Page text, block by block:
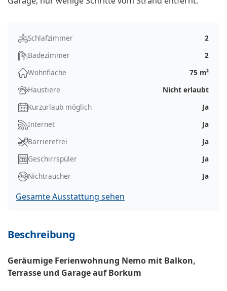
Schlafzimmer
2
Badezimmer
2
Wohnfläche
75 m²
Haustiere
Nicht erlaubt
Kurzurlaub möglich
Ja
Internet
Ja
Barrierefrei
Ja
Geschirrspüler
Ja
Nichtraucher
Ja
Gesamte Ausstattung sehen
Beschreibung
Geräumige Ferienwohnung Nemo mit Balkon,
Terrasse und Garage auf Borkum